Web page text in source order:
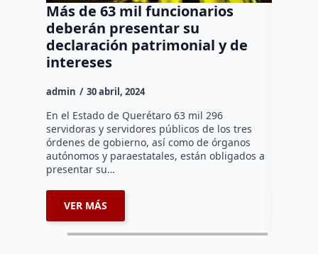
Más de 63 mil funcionarios
deberán presentar su
declaración patrimonial y de
intereses
admin 30 abril, 2024
En el Estado de Querétaro 63 mil 296
servidoras y servidores públicos de los tres
órdenes de gobierno, así como de órganos
autónomos y paraestatales, están obligados a
presentar su…
VER MÁS